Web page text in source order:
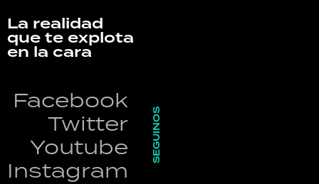
La realidad
que te explota
en la cara
Facebook
Twitter
Youtube
Instagram
SEGUINOS